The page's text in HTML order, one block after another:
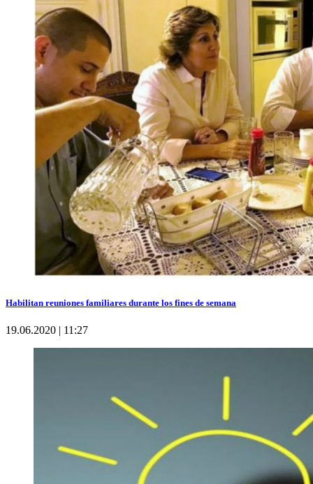
Habilitan reuniones familiares durante los fines de semana
19.06.2020 | 11:27